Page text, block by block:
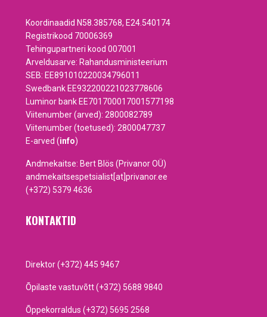
Koordinaadid N58.385768, E24.540174
Registrikood 70006369
Tehingupartneri kood 007001
Arveldusarve: Rahandusministeerium
SEB: EE891010220034796011
Swedbank EE932200221023778606
Luminor bank EE701700017001577198
Viitenumber (arved): 2800082789
Viitenumber (toetused): 2800047737
E-arved (info)
Andmekaitse: Bert Blös (Privanor OÜ)
andmekaitsespetsialist[at]privanor.ee
(+372) 5379 4636
KONTAKTID
Direktor (+372) 445 9467
Õpilaste vastuvõtt (+372) 5688 9840
Õppekorraldus (+372) 5695 2568